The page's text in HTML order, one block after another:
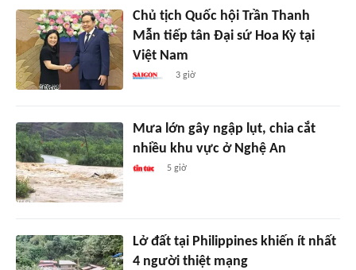
Chủ tịch Quốc hội Trần Thanh
Mẫn tiếp tân Đại sứ Hoa Kỳ tại
Việt Nam
3 giờ
Mưa lớn gây ngập lụt, chia cắt
nhiều khu vực ở Nghệ An
5 giờ
Lở đất tại Philippines khiến ít nhất
4 người thiệt mạng